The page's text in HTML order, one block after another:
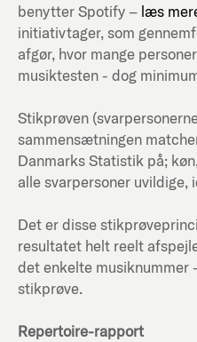
benytter Spotify – læs
initiativtager, som
afgør, hvor mange
musiktesten - dog
Stikprøven
sammensætningen
Danmarks Statistik på;
alle svarpersoner
Det er disse
resultatet helt reelt
det enkelte musiknummer
stikprøve.
Repertoire-rapport